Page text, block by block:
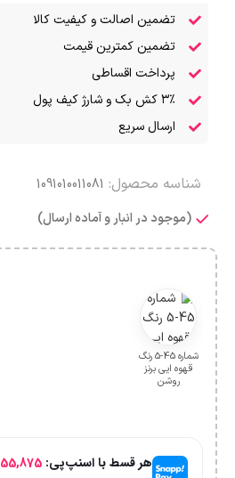
تضمین اصالت و کیفیت کالا
تضمین کمترین قیمت
پرداخت اقساطی
۳٪ کش بک و شارژ کیف پول
ارسال سریع
شناسه محصول: 1091010011081
(موجود در انبار و آماده ارسال)
شماره 45-5 رنگ
قهوه ایی برنز
روشن
هر قسط با اسنپ‌پی: 55,875